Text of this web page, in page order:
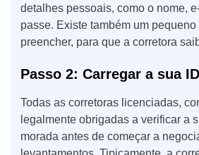
detalhes pessoais, como o nome,
passe. Existe também um
preencher, para que a corretora
Passo 2: Carregar a sua ID
Todas as corretoras licenciadas,
legalmente obrigadas a verificar a
morada antes de começar a